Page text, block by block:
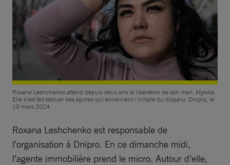
Roxana Leshchenko attend depuis deux ans la libération de son mari, Mykola.
Elle s’est fait tatouer des épines qui encerclent l’initiale du disparu. Dnipro, le
10 mars 2024.
Roxana Leshchenko est responsable de
l’organisation à Dnipro. En ce dimanche midi,
l’agente immobilière prend le micro. Autour d’elle,